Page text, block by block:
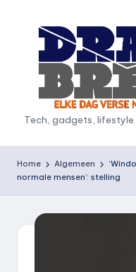
D
r
a
a
Tech, gadgets,
Home Algemeen
normale mensen’: stelling